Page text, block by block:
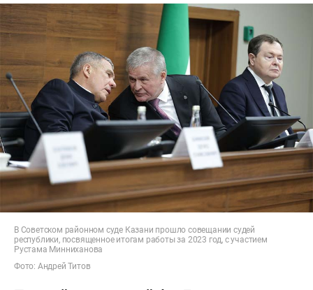
В Советском районном суде Казани прошло совещании судей
республики, посвященное итогам работы за 2023 год, с участием
Рустама Минниханова
Фото: Андрей Титов